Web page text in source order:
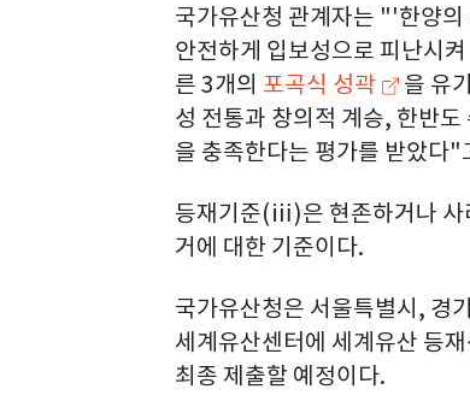
국가유산청 관계자는 "'한양
안전하게 입보성으로 피난시
른 3개의 포곡식 성곽
을 유
성 전통과 창의적 계승, 한반
을 충족한다는 평가를 받았다"
등재기준(ⅲ)은 현존하거나 사
거에 대한 기준이다.
국가유산청은 서울특별시, 경
세계유산센터에 세계유산 등
최종 제출할 예정이다.